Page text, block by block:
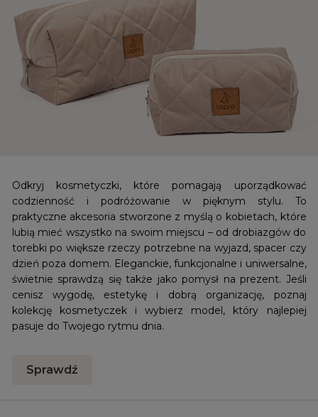
Odkryj kosmetyczki, które pomagają uporządkować
codzienność i podróżowanie w pięknym stylu. To
praktyczne akcesoria stworzone z myślą o kobietach, które
lubią mieć wszystko na swoim miejscu – od drobiazgów do
torebki po większe rzeczy potrzebne na wyjazd, spacer czy
dzień poza domem. Eleganckie, funkcjonalne i uniwersalne,
świetnie sprawdzą się także jako pomysł na prezent. Jeśli
cenisz wygodę, estetykę i dobrą organizację, poznaj
kolekcję kosmetyczek i wybierz model, który najlepiej
pasuje do Twojego rytmu dnia.
Sprawdź